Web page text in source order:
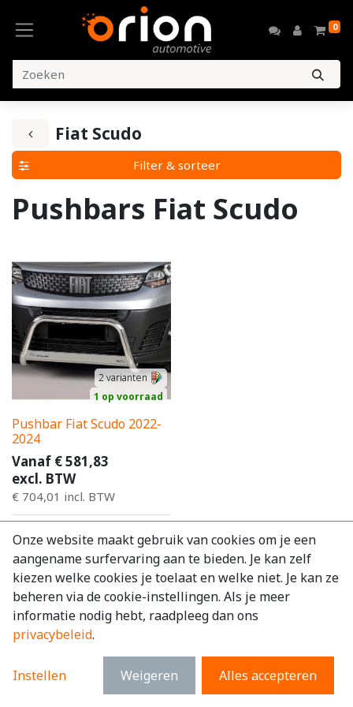
0
Fiat Scudo
Filter & sorteer
Pushbars Fiat Scudo
2varianten
1 op voorraad
Pushbar Fiat Scudo 2022-
2024
Vanaf €581,83
excl. BTW
€ 704,01 incl. BTW
Onze website maakt gebruik van cookies om je een
aangename surfervaring aan te bieden. Je kan zelf
kiezen welke cookies je toelaat en welke niet. Je kan ze
beheren via de cookie-instellingen. Als je meer
informatie nodig hebt, raadpleeg dan ons
privacybeleid.
Instellen Weigeren Alles accepteren